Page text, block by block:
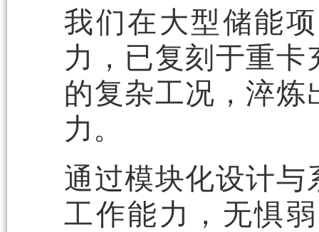
我们在大型储能
力，已复刻于重
的复杂工况，淬
力。
通过模块化设计与
工作能力，无惧